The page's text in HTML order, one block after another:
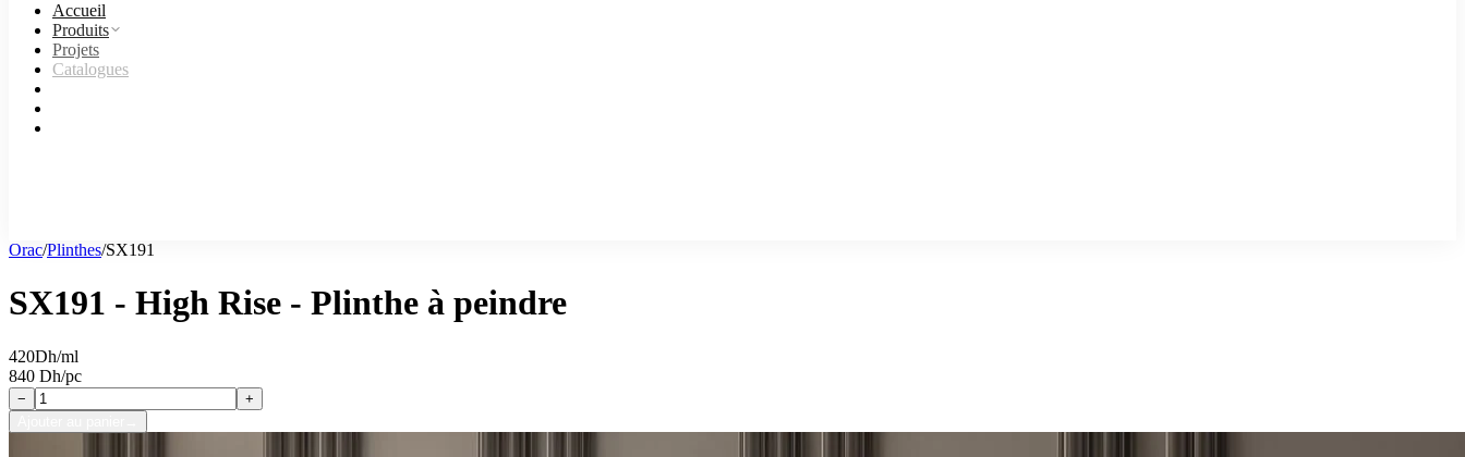
Accueil
Produits
Projets
Catalogues
Orac/Plinthes/SX191
SX191 - High Rise - Plinthe à peindre
420Dh/ml
840 Dh/pc
−
+